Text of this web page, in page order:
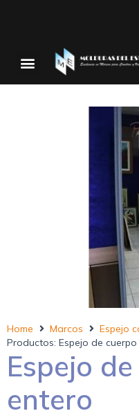
Home Marcos
Espejo
Productos: Espejo de
Espejo
entero